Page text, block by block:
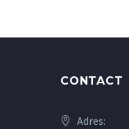
CONTACT
Adres: